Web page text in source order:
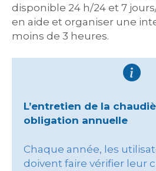
disponible 24 h/24 et 7
en aide et organiser une
moins de 3 heures.
L’entretien de la
obligation annuelle
Chaque année, les
doivent faire vérifier leur